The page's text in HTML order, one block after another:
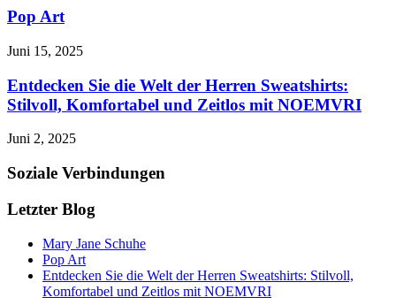
Pop Art
Juni 15, 2025
Entdecken Sie die Welt der Herren Sweatshirts:
Stilvoll, Komfortabel und Zeitlos mit NOEMVRI
Juni 2, 2025
Soziale Verbindungen
Letzter Blog
Mary Jane Schuhe
Pop Art
Entdecken Sie die Welt der Herren Sweatshirts: Stilvoll,
Komfortabel und Zeitlos mit NOEMVRI